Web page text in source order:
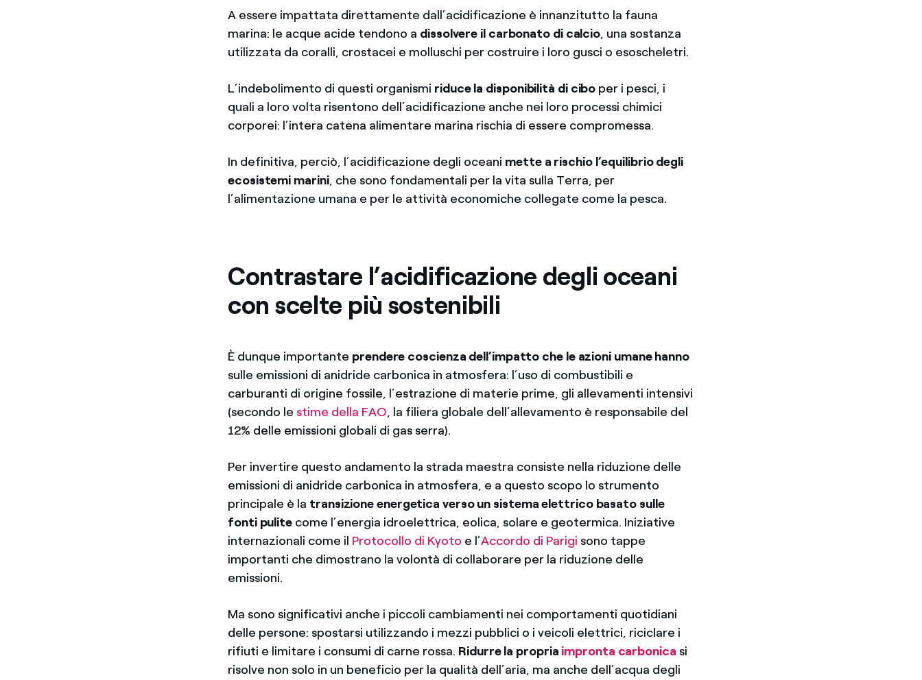
A essere impattata direttamente dall’acidificazione è innanzitutto la fauna
marina: le acque acide tendono a dissolvere il carbonato di calcio, una sostanza
utilizzata da coralli, crostacei e molluschi per costruire i loro gusci o esoscheletri.
L’indebolimento di questi organismi riduce la disponibilità di cibo per i pesci, i
quali a loro volta risentono dell’acidificazione anche nei loro processi chimici
corporei: l’intera catena alimentare marina rischia di essere compromessa.
In definitiva, perciò, l’acidificazione degli oceani mette a rischio l’equilibrio degli
ecosistemi marini, che sono fondamentali per la vita sulla Terra, per
l’alimentazione umana e per le attività economiche collegate come la pesca.
Contrastare l’acidificazione degli oceani
con scelte più sostenibili
È dunque importante prendere coscienza dell’impatto che le azioni umane hanno
sulle emissioni di anidride carbonica in atmosfera: l’uso di combustibili e
carburanti di origine fossile, l’estrazione di materie prime, gli allevamenti intensivi
(secondo lestime della FAO, la filiera globale dell’allevamento è responsabile del
12% delle emissioni globali di gas serra).
Per invertire questo andamento la strada maestra consiste nella riduzione delle
emissioni di anidride carbonica in atmosfera, e a questo scopo lo strumento
principale è la transizione energetica verso un sistema elettrico basato sulle
fonti pulitecome l’energia idroelettrica, eolica, solare e geotermica. Iniziative
internazionali come il Protocollo di Kyoto e l’Accordo di Parigi sono tappe
importanti che dimostrano la volontà di collaborare per la riduzione delle
emissioni.
Ma sono significativi anche i piccoli cambiamenti nei comportamenti quotidiani
delle persone: spostarsi utilizzando i mezzi pubblici o i veicoli elettrici, riciclare i
rifiuti e limitare i consumi di carne rossa. Ridurre la propria impronta carbonica si
risolve non solo in un beneficio per la qualità dell’aria, ma anche dell’acqua degli